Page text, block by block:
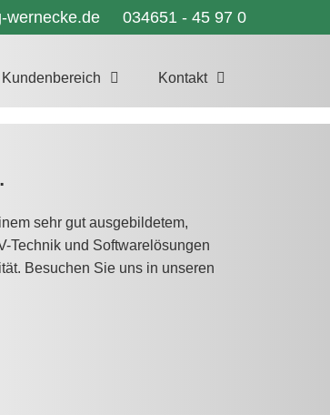
wernecke.de 034651 - 45 97 0
Kundenbereich Kontakt
sehr gut ausgebildetem,
Technik und Softwarelösungen
Besuchen Sie uns in unseren